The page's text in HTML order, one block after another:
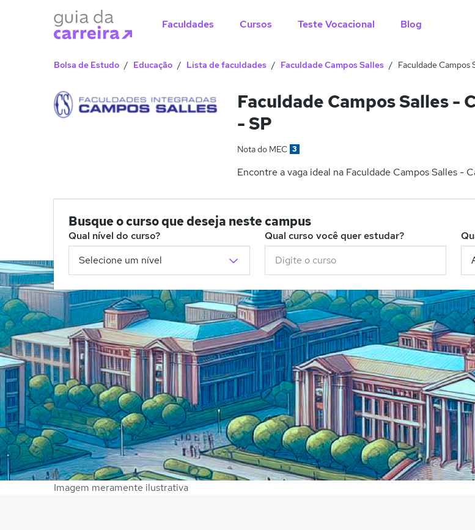
Faculdades Cursos Teste Vocacional Blog
Bolsa de Estudo Educação Lista de faculdades Faculdade Campos Salles Faculdade Campos
Faculdade Campos Salles -
- SP
Nota do MEC 3
Encontre a vaga ideal na Faculdade Campos Salles -
Busque o curso que deseja neste campus
Qual nível do curso? Qual curso você quer estudar?
Imagem meramente ilustrativa